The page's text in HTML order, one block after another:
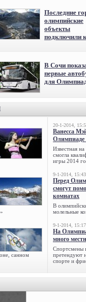
Последние
олимпийские
объекты
подключили
В Сочи
первые
для
санном
20-1-2014,
Ванесса
Олимпиаде
Известная
смогла
игры 2014
9-1-2014, 15:43
Перед
смогут
комнатах
В
молельные
9-1-2014, 15:17
На
много
Спортсмены
претендуют
спорте и